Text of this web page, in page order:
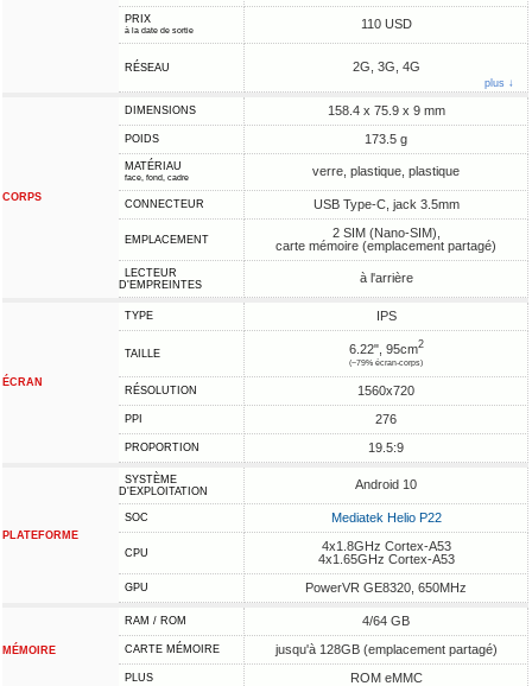
PRIX
à la date de sortie 110 USD
RÉSEAU 2G, 3G, 4G
plus ↓
CORPS
DIMENSIONS 158.4 x 75.9 x 9 mm
POIDS 173.5 g
MATÉRIAU
face, fond, cadre verre, plastique, plastique
CONNECTEUR USB Type-C, jack 3.5mm
EMPLACEMENT
2 SIM (Nano-SIM),
carte mémoire (emplacement partagé)
LECTEUR
D'EMPREINTES
à l'arrière
ÉCRAN
TYPE IPS
TAILLE 6.22", 95cm2
(~79% écran-corps)
RÉSOLUTION 1560x720
PPI 276
PROPORTION 19.5:9
PLATEFORME
SYSTÈME
D'EXPLOITATION
Android 10
SOC Mediatek Helio P22
CPU
4x1.8GHz Cortex-A53
4x1.65GHz Cortex-A53
GPU PowerVR GE8320, 650MHz
MÉMOIRE
RAM / ROM 4/64 GB
CARTE MÉMOIRE jusqu'à 128GB (emplacement partagé)
PLUS ROM eMMC